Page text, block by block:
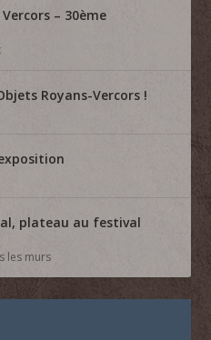
– 30ème
Royans-Vercors !
plateau au festival
les murs